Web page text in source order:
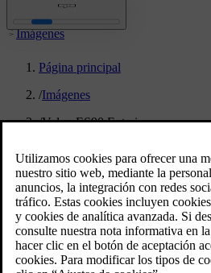
Imágenes
Página principal
/Imágenes
/Volvo ES90 Exterior
Volvo ES90
11/10/2025
Marcador